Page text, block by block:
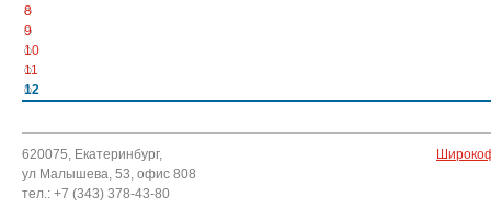
8
9
10
11
12
620075, Екатеринбург,
ул Малышева, 53, офис 808
тел.: +7 (343) 378-43-80